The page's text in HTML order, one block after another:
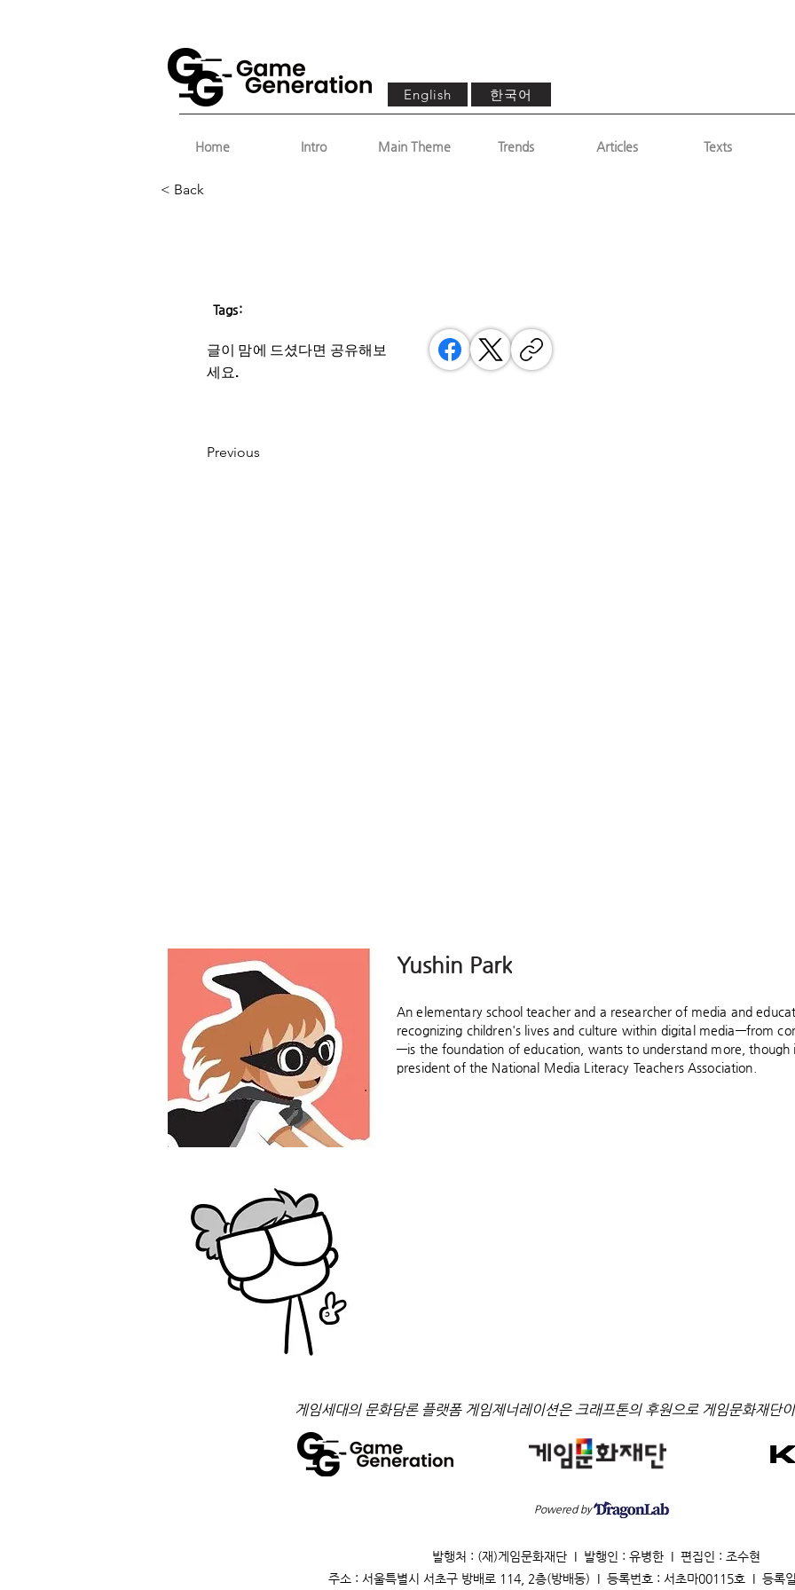
English 한국어
Home Intro Main Theme Trends Articles Texts
< Back
Tags:
글이 맘에 드셨다면 ​공유해보
세요.
Previous
Yushin Park
An elementary school teacher and a researcher of media and
recognizing children's lives and culture within digital media—from
—is the foundation of education, wants to understand more, though
president of the National Media Literacy Teachers Association.
게임세대의 문화담론 플랫폼 게임제너레이션은 크래프톤의 후원으로 게임문화재단
Powered by
발행처 : (재)게임문화재단 I 발행인 : 유병한 I 편집인 : 조수현
주소 : 서울특별시 서초구 방배로 114, 2층(방배동) I 등록번호 : 서초마00115호 I 등록